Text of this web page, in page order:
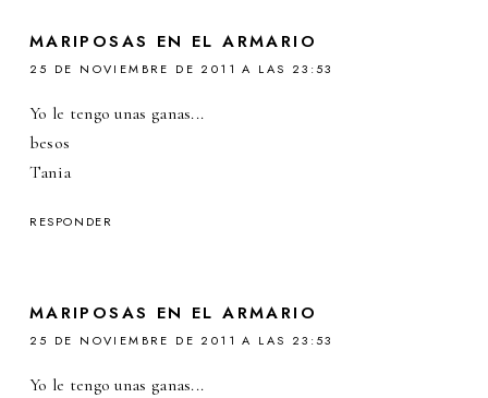
MARIPOSAS EN EL ARMARIO
25 DE NOVIEMBRE DE 2011 A LAS 23:53
Yo le tengo unas ganas...
besos
Tania
RESPONDER
MARIPOSAS EN EL ARMARIO
25 DE NOVIEMBRE DE 2011 A LAS 23:53
Yo le tengo unas ganas...